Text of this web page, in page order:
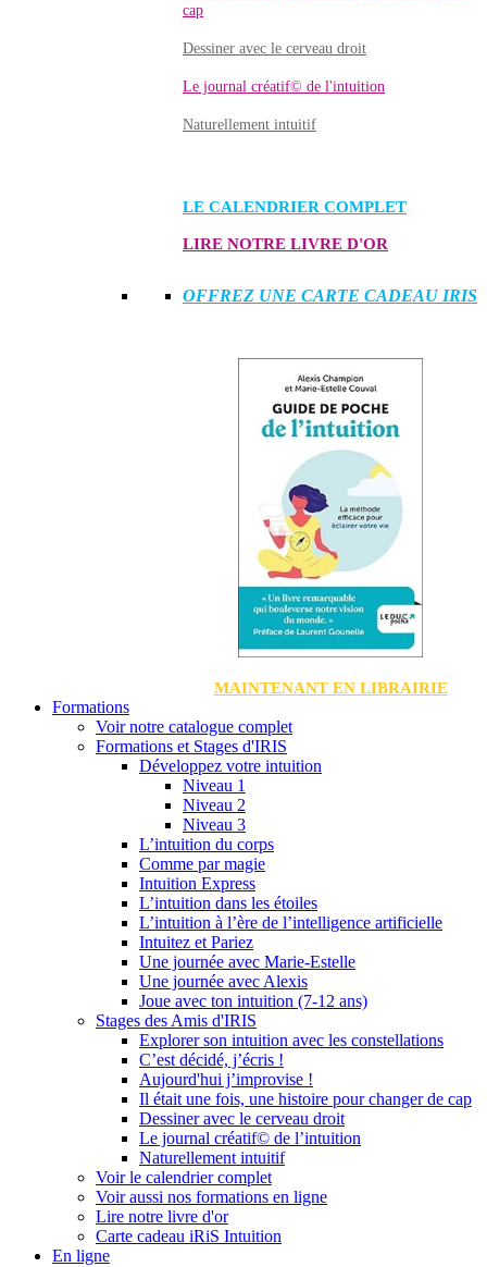
cap
Dessiner avec le cerveau droit
Le journal créatif© de l'intuition
Naturellement intuitif
LE CALENDRIER COMPLET
LIRE NOTRE LIVRE D'OR
OFFREZ UNE CARTE CADEAU IRIS
MAINTENANT EN LIBRAIRIE
Formations
Voir notre catalogue complet
Formations et Stages d'IRIS
Développez votre intuition
Niveau 1
Niveau 2
Niveau 3
L’intuition du corps
Comme par magie
Intuition Express
L’intuition dans les étoiles
L’intuition à l’ère de l’intelligence artificielle
Intuitez et Pariez
Une journée avec Marie-Estelle
Une journée avec Alexis
Joue avec ton intuition (7-12 ans)
Stages des Amis d'IRIS
Explorer son intuition avec les constellations
C’est décidé, j’écris !
Aujourd'hui j’improvise !
Il était une fois, une histoire pour changer de cap
Dessiner avec le cerveau droit
Le journal créatif© de l’intuition
Naturellement intuitif
Voir le calendrier complet
Voir aussi nos formations en ligne
Lire notre livre d'or
Carte cadeau iRiS Intuition
En ligne